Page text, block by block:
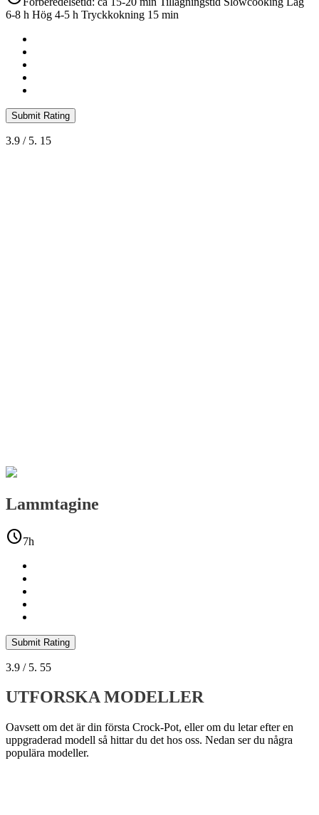
6-8 h Hög 4-5 h Tryckkokning 15 min
Submit Rating
3.9 / 5. 15
Lammtagine
schedule7h
Submit Rating
3.9 / 5. 55
UTFORSKA MODELLER
Oavsett om det är din första Crock-Pot, eller om du letar efter en
uppgraderad modell så hittar du det hos oss. Nedan ser du några
populära modeller.